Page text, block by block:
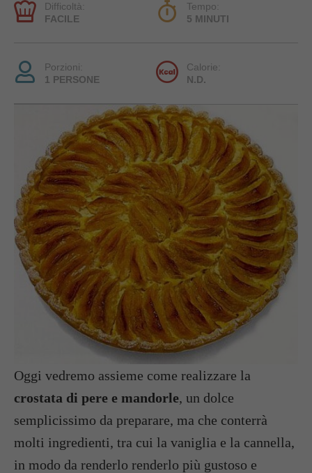
Difficoltà:
FACILE
Tempo:
5 MINUTI
Porzioni:
1 PERSONE
Calorie:
N.D.
Oggi vedremo assieme come realizzare la
crostata di pere e mandorle, un dolce
semplicissimo da preparare, ma che conterrà
molti ingredienti, tra cui la vaniglia e la cannella,
in modo da renderlo renderlo più gustoso e